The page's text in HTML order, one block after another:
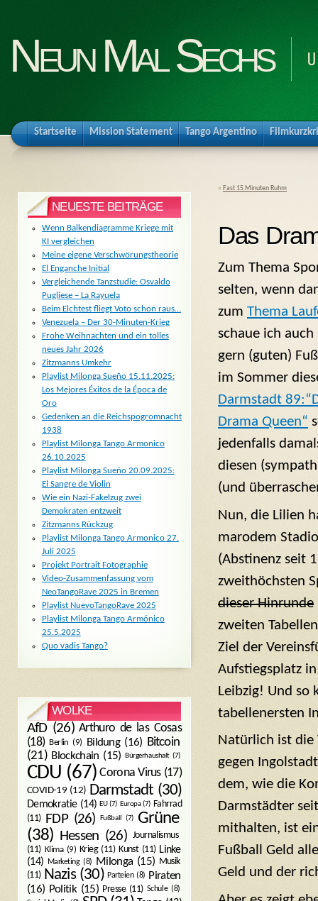
Neun Mal Sechs
Startseite Mission Statement Tango Argentino
« Fast 15 Minuten Ruhm
Das
Zum Thema
selten, wenn
zum Thema
schaue ich
gern (guten)
im Sommer
Darmstadt
Drama Queen“
jedenfalls
diesen
(und
Nun, die Lilien
marodem
(Abstinenz seit
zweithöchsten
dieser Hinrunde
zweiten
Ziel der
Aufstiegsplatz
Leibzig! Und so
tabellenersten
Natürlich ist die
gegen
dem, wie die
Darmstädter
mithalten, ist
Fußball Geld
Geld und der
NEUESTE BEITRÄGE
Wenn Balkendiagramme Kriege mit
KI vergleichen
Meine eigene Verschwörungstheorie
El Enganche Initial
Vergleichende Tanzstudie: Osvaldo
Pugliese – La Rayuela
Beim Elchtest fliegt Voto schon raus…
Venezuela – Der 30-Minuten-Krieg
Frohe Weihnachten und ein tolles
neues Jahr 2026
Zitzmanns Umkehr
Playlist Milonga Sueño 15.11.2025:
Los Mejores Éxitos de la Época de
Oro
Gedenken an die Reichspogromnacht
1938
Playlist Milonga Tango Armonico
26.10.2025
Playlist Milonga Sueño 20.09.2025:
El Sangre de Violin
Wie ein Nazi-Fakelzug zwei
Demokraten entzweit
Zitzmanns Rückzug
Playlist Milonga Tango Armonico 27.
Juli 2025
Projekt Portrait Fotographie
Video-Zusammenfassung vom
NeoTangoRave 2025 in Bremen
Playlist NuevoTangoRave 2025
Playlist Milonga Tango Armónico
25.5.2025
Quo vadis Tango?
WOLKE
AfD(26) Arthuro de las Cosas
(18) Berlin (9) Bildung(16) Bitcoin
(21) Blockchain (15) Bürgerhaushalt (7)
CDU (67) Corona Virus(17)
COVID-19 (12) Darmstadt (30)
Demokratie(14) EU(7) Europa(7) Fahrrad
(11)
FDP(26) Fußball (7)
Grüne
(38) Hessen (26) Journalismus
(11) Klima(9) Krieg(11) Kunst(11) Linke
(14) Marketing(8) Milonga(15) Musik
(11) Nazis(30) Parteien(8) Piraten
(16) Politik(15) Presse(11) Schule(8)